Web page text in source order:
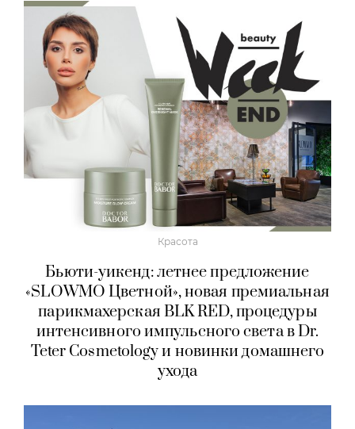
Красота
Бьюти-уикенд: летнее предложение
«SLOWMO Цветной», новая премиальная
парикмахерская BLK RED, процедуры
интенсивного импульсного света в Dr.
Teter Cosmetology и новинки домашнего
ухода